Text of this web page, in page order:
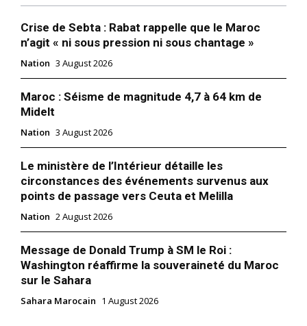
S'ABONNER MAINTENANT
Insight Publications
À propos
Nous contacter
Crise de Sebta : Rabat rappelle que le Maroc
n’agit « ni sous pression ni sous chantage »
Nation 3 August 2026
Maroc : Séisme de magnitude 4,7 à 64 km de
Midelt
Nation 3 August 2026
Le ministère de l’Intérieur détaille les
circonstances des événements survenus aux
points de passage vers Ceuta et Melilla
Nation 2 August 2026
Message de Donald Trump à SM le Roi :
Washington réaffirme la souveraineté du Maroc
sur le Sahara
Sahara Marocain 1 August 2026